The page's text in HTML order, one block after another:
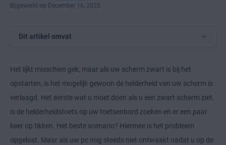
Bijgewerkt op December 16, 2025
Dit artikel omvat
Het lijkt misschien gek, maar als uw scherm zwart is bij het
opstarten, is het mogelijk gewoon de helderheid van uw scherm is
verlaagd. Het eerste wat u moet doen als u een zwart scherm ziet,
is de helderheidstoets op uw toetsenbord zoeken en er een paar
keer op tikken. Het beste scenario? Hiermee is het probleem
opgelost. Maar als uw pc nog steeds niet ontwaakt nadat u op de